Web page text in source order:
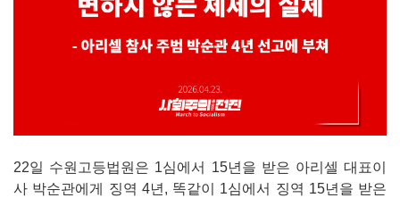
22일 수원고등법원은 1심에서 15년을 받은 아리셀 대표이
사 박순관에게 징역 4년, 똑같이 1심에서 징역 15년을 받은